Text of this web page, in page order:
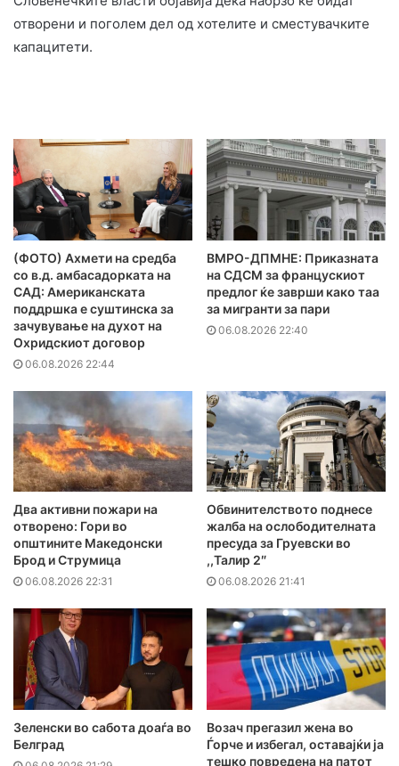
отворени и поголем дел од хотелите и сместувачките
капацитети.
(ФОТО) Ахмети на средба
со в.д. амбасадорката на
САД: Американската
поддршка е суштинска за
зачувување на духот на
Охридскиот договор
06.08.2026 22:44
ВМРО-ДПМНЕ: Приказната
на СДСМ за францускиот
предлог ќе заврши како таа
за мигранти за пари
06.08.2026 22:40
Два активни пожари на
отворено: Гори во
општините Македонски
Брод и Струмица
06.08.2026 22:31
Обвинителството поднесе
жалба на ослободителната
пресуда за Груевски во
,,Талир 2″
06.08.2026 21:41
Зеленски во сабота доаѓа во
Белград
Возач прегазил жена во
Ѓорче и избегал, оставајќи ја
тешко повредена на патот